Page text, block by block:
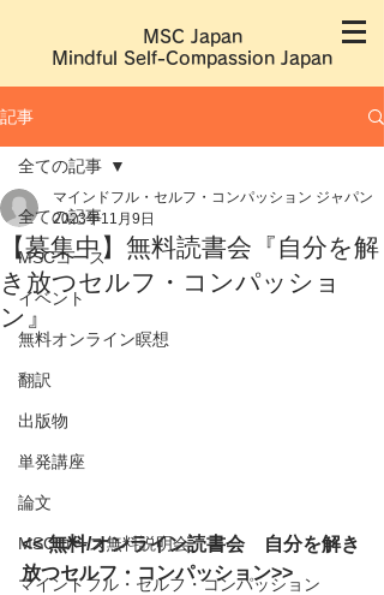
MSC Japan
​Mindful Self-Compassion Japan
記事
全ての記事
MSCコース
イベント
無料オンライン瞑想
翻訳
出版物
単発講座
論文
MSCコース無料説明会
マインドフル・セルフ・コンパッション
全ての記事
【募集中】無料読書会『自分を解
き放つセルフ・コンパッショ
ン』
マインドフル・セルフ・コンパッション ジャパン
2023年11月9日
<< 無料/オンライン読書会　自分を解き
放つセルフ・コンパッション>>